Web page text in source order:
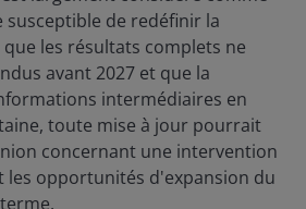
de redéfinir la
les résultats complets ne
avant 2027 et que la
intermédiaires en
toute mise à jour pourrait
concernant une intervention
les opportunités d'expansion du